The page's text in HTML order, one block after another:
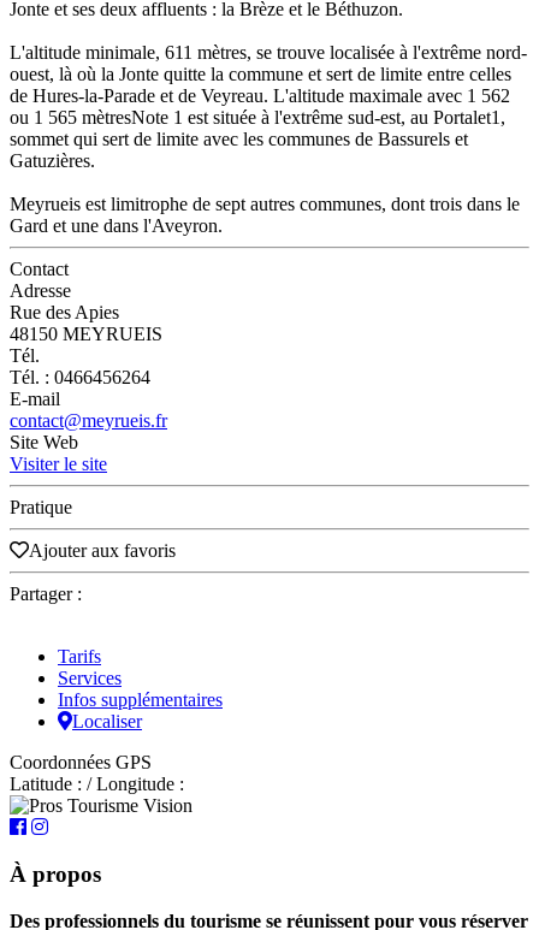
Jonte et ses deux affluents : la Brèze et le Béthuzon.
L'altitude minimale, 611 mètres, se trouve localisée à l'extrême nord-
ouest, là où la Jonte quitte la commune et sert de limite entre celles
de Hures-la-Parade et de Veyreau. L'altitude maximale avec 1 562
ou 1 565 mètresNote 1 est située à l'extrême sud-est, au Portalet1,
sommet qui sert de limite avec les communes de Bassurels et
Gatuzières.
Meyrueis est limitrophe de sept autres communes, dont trois dans le
Gard et une dans l'Aveyron.
Contact
Adresse
Rue des Apies
48150 MEYRUEIS
Tél.
Tél. : 0466456264
E-mail
contact@meyrueis.fr
Site Web
Visiter le site
Pratique
Ajouter aux favoris
Partager :
Tarifs
Services
Infos supplémentaires
Localiser
Coordonnées GPS
Latitude : / Longitude :
À propos
Des professionnels du tourisme se réunissent pour vous réserver